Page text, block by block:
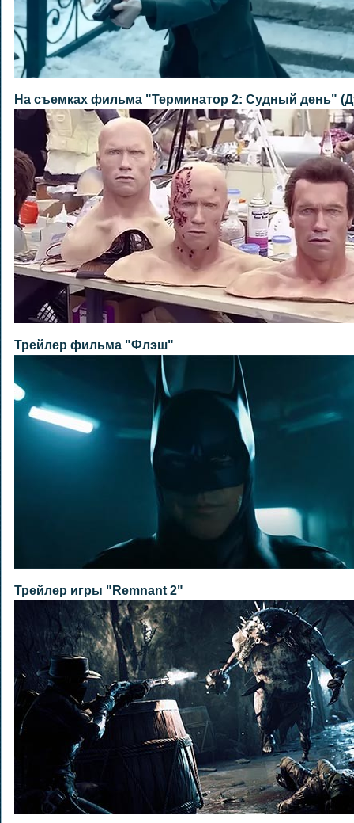
На съемках фильма "Терминатор 2: Судный день"
Трейлер фильма "Флэш"
Трейлер игры "Remnant 2"